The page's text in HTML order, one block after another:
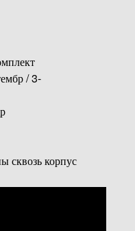
/ 3-
сквозь корпус